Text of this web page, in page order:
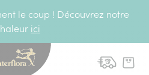
le coup ! Découvrez notre
ici